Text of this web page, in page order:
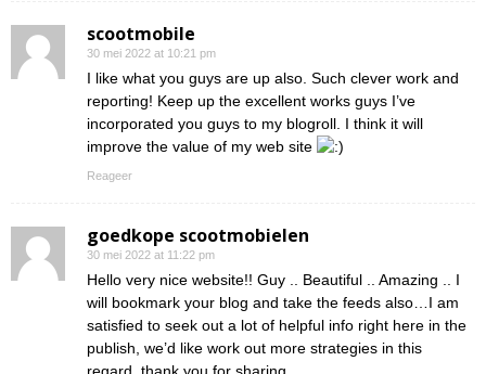
scootmobile
30 mei 2022 at 10:21 pm
I like what you guys are up also. Such clever work and
reporting! Keep up the excellent works guys I’ve
incorporated you guys to my blogroll. I think it will
improve the value of my web site
Reageer
goedkope scootmobielen
30 mei 2022 at 11:22 pm
Hello very nice website!! Guy .. Beautiful .. Amazing .. I
will bookmark your blog and take the feeds also…I am
satisfied to seek out a lot of helpful info right here in the
publish, we’d like work out more strategies in this
regard, thank you for sharing.